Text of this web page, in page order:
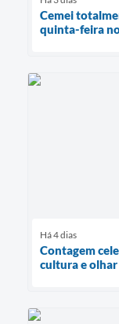
Cemei
quinta-feira
Há 4 dias
Contagem
cultura e